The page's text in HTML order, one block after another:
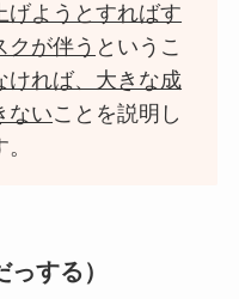
げようとすればす
クが伴う というこ
ければ、大きな成
ないことを説明し
する）